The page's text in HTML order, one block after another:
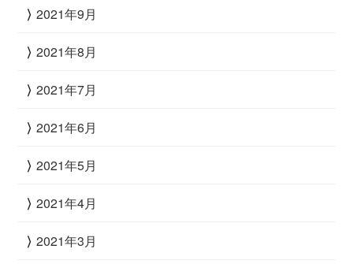
2021年9月
2021年8月
2021年7月
2021年6月
2021年5月
2021年4月
2021年3月